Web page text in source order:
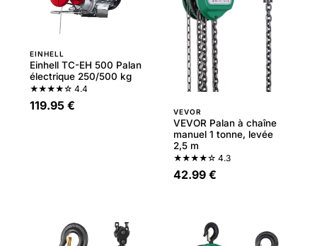
EINHELL
Einhell TC-EH 500 Palan
électrique 250/500 kg
★★★★☆ 4.4
119.95 € VEVOR
VEVOR Palan à chaîne
manuel 1 tonne, levée
2,5 m
★★★★☆ 4.3
42.99 €